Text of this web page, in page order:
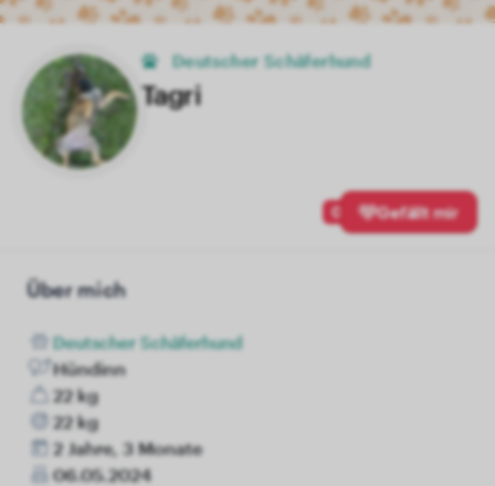
Deutscher Schäferhund
Tagri
0 Gefällt mir
Über mich
Deutscher Schäferhund
Hündinn
22 kg
22 kg
2 Jahre, 3 Monate
06.05.2024